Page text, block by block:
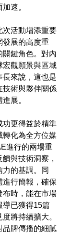
速。
次活動增添重要
發展的高度重
關鍵角色。對內
宏觀願景與區域
長來說，這也是
技術與夥伴關係
展。
功更得益於精準
轉化為全方位媒
進行的兩場重
與技術洞察，
的基調。同
進行簡報，確保
布時，能在市場
導已獲得15篇
將持續擴大。
品牌傳播的細膩